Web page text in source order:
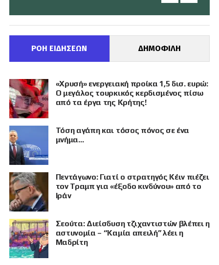
ΡΟΗ ΕΙΔΗΣΕΩΝ ΔΗΜΟΦΙΛΗ
«Χρυσή» ενεργειακή προίκα 1,5 δισ. ευρώ:
Ο μεγάλος τουρκικός κερδισμένος πίσω
από τα έργα της Κρήτης!
Τόση αγάπη και τόσος πόνος σε ένα
μνήμα…
Πεντάγωνο: Γιατί ο στρατηγός Κέιν πιέζει
τον Τραμπ για «έξοδο κινδύνου» από το
Ιράν
Σεούτα: Διείσδυση τζιχαντιστών βλέπει η
αστυνομία – “Καμία απειλή” λέει η
Μαδρίτη